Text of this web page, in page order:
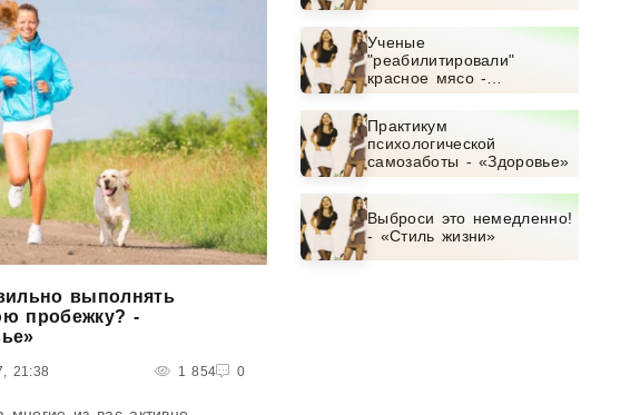
выполнять
пробежку? -
21:38 1 854 0
Ученые
"реабилитировали"
красное мясо -
«Здоровье»
Практикум
психологической
самозаботы - «Здоровье»
Выброси это немедленно!
- «Стиль жизни»